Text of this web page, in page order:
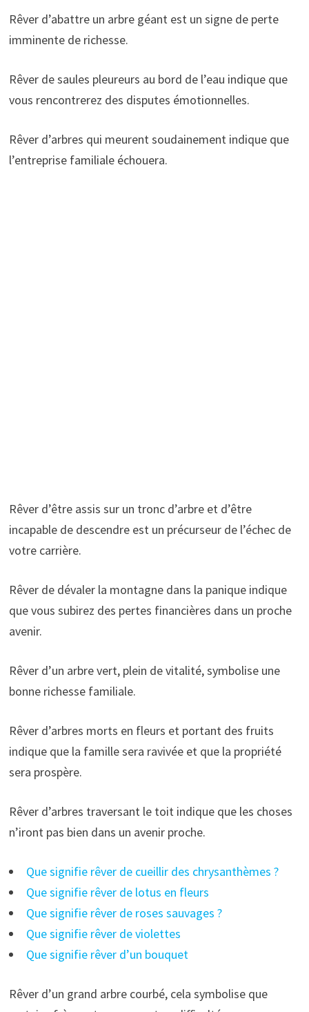
Rêver d’abattre un arbre géant est un signe de perte
imminente de richesse.
Rêver de saules pleureurs au bord de l’eau indique que
vous rencontrerez des disputes émotionnelles.
Rêver d’arbres qui meurent soudainement indique que
l’entreprise familiale échouera.
Rêver d’être assis sur un tronc d’arbre et d’être
incapable de descendre est un précurseur de l’échec de
votre carrière.
Rêver de dévaler la montagne dans la panique indique
que vous subirez des pertes financières dans un proche
avenir.
Rêver d’un arbre vert, plein de vitalité, symbolise une
bonne richesse familiale.
Rêver d’arbres morts en fleurs et portant des fruits
indique que la famille sera ravivée et que la propriété
sera prospère.
Rêver d’arbres traversant le toit indique que les choses
n’iront pas bien dans un avenir proche.
Que signifie rêver de cueillir des chrysanthèmes ?
Que signifie rêver de lotus en fleurs
Que signifie rêver de roses sauvages ?
Que signifie rêver de violettes
Que signifie rêver d’un bouquet
Rêver d’un grand arbre courbé, cela symbolise que